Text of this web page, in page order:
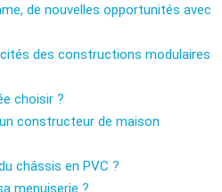
de nouvelles opportunités avec
des constructions modulaires
choisir ?
constructeur de maison
châssis en PVC ?
menuiserie ?